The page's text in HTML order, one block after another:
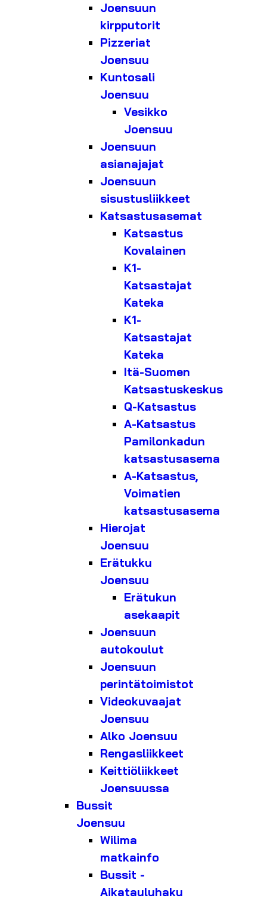
Joensuun
kirpputorit
Pizzeriat
Joensuu
Kuntosali
Joensuu
Vesikko
Joensuu
Joensuun
asianajajat
Joensuun
sisustusliikkeet
Katsastusasemat
Katsastus
Kovalainen
K1-
Katsastajat
Kateka
K1-
Katsastajat
Kateka
Itä-Suomen
Katsastuskeskus
Q-Katsastus
A-Katsastus
Pamilonkadun
katsastusasema
A-Katsastus,
Voimatien
katsastusasema
Hierojat
Joensuu
Erätukku
Joensuu
Erätukun
asekaapit
Joensuun
autokoulut
Joensuun
perintätoimistot
Videokuvaajat
Joensuu
Alko Joensuu
Rengasliikkeet
Keittiöliikkeet
Joensuussa
Bussit
Joensuu
Wilima
matkainfo
Bussit -
Aikatauluhaku